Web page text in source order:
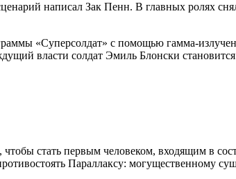
написал Зак Пенн. В главных ролях
«Суперсолдат» с помощью гамма-
власти солдат Эмиль Блонски
стать первым человеком, входящим в
Параллаксу: могущественному